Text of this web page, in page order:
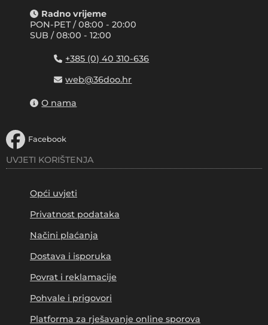
Radno vrijeme
PON-PET / 08:00 - 20:00
SUB / 08:00 - 12:00
+385 (0) 40 310-636
web@36doo.hr
O nama
Facebook
UVJETI KORIŠTENJA
Opći uvjeti
Privatnost podataka
Načini plaćanja
Dostava i isporuka
Povrat i reklamacije
Pohvale i prigovori
Platforma za rješavanje online sporova